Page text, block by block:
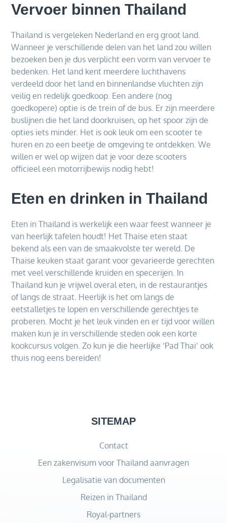
Vervoer binnen Thailand
Thailand is vergeleken Nederland en erg groot land.
Wanneer je verschillende delen van het land zou willen
bezoeken ben je dus verplicht een vorm van vervoer te
bedenken. Het land kent meerdere luchthavens
verdeeld door het land en binnenlandse vluchten zijn
veilig en redelijk goedkoop. Een andere (nog
goedkopere) optie is de trein of de bus. Er zijn meerdere
buslijnen die het land doorkruisen, op het spoor zijn de
opties iets minder. Het is ook leuk om een scooter te
huren en zo een beetje de omgeving te ontdekken. We
willen er wel op wijzen dat je voor deze scooters
officieel een motorrijbewijs nodig hebt!
Eten en drinken in Thailand
Eten in Thailand is werkelijk een waar feest wanneer je
van heerlijk tafelen houdt! Het Thaise eten staat
bekend als een van de smaakvolste ter wereld. De
Thaise keuken staat garant voor gevarieerde gerechten
met veel verschillende kruiden en specerijen. In
Thailand kun je vrijwel overal eten, in de restaurantjes
of langs de straat. Heerlijk is het om langs de
eetstalletjes te lopen en verschillende gerechtjes te
proberen. Mocht je het leuk vinden en er tijd voor willen
maken kun je in verschillende steden ook een korte
kookcursus volgen. Zo kun je die heerlijke ‘Pad Thai’ ook
thuis nog eens bereiden!
SITEMAP
Contact
Een zakenvisum voor Thailand aanvragen
Legalisatie van documenten
Reizen in Thailand
Royal-partners